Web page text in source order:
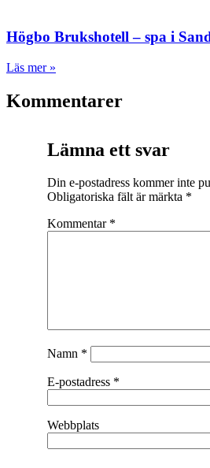
Högbo Brukshotell – spa i
Läs mer »
Kommentarer
Lämna ett svar
Din e-postadress kommer inte
Obligatoriska fält är märkta *
Kommentar *
Namn *
E-postadress *
Webbplats